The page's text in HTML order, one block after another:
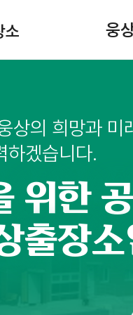
소
성
웅
상의 희망과 미
하겠습니다.
위한
출장